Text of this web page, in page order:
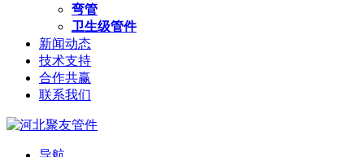
弯管
卫生级管件
新闻动态
技术支持
合作共赢
联系我们